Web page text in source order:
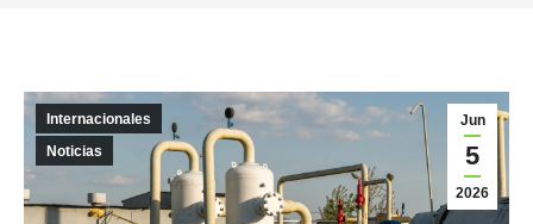
Jun
5
2026
Internacionales
Noticias